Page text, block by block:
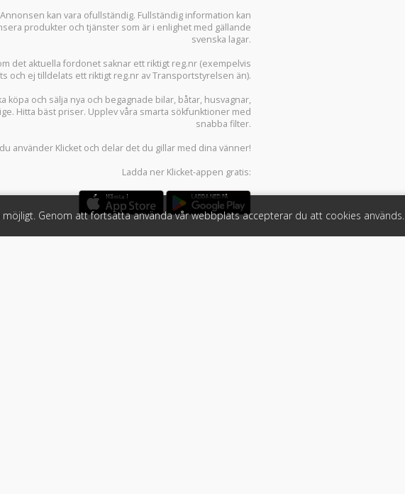
kan vara ofullständig. Fullständig information kan
produkter och tjänster som är i enlighet med gällande
svenska lagar.
det aktuella fordonet saknar ett riktigt reg.nr (exempelvis
och ej tilldelats ett riktigt reg.nr av Transportstyrelsen än).
köpa och sälja nya och begagnade bilar, båtar, husvagnar,
Hitta bäst priser. Upplev våra smarta sökfunktioner med
snabba filter.
använder Klicket och delar det du gillar med dina vänner!
Ladda ner Klicket-appen gratis:
Genom att fortsätta använda vår webbplats accepterar du att cookies används.